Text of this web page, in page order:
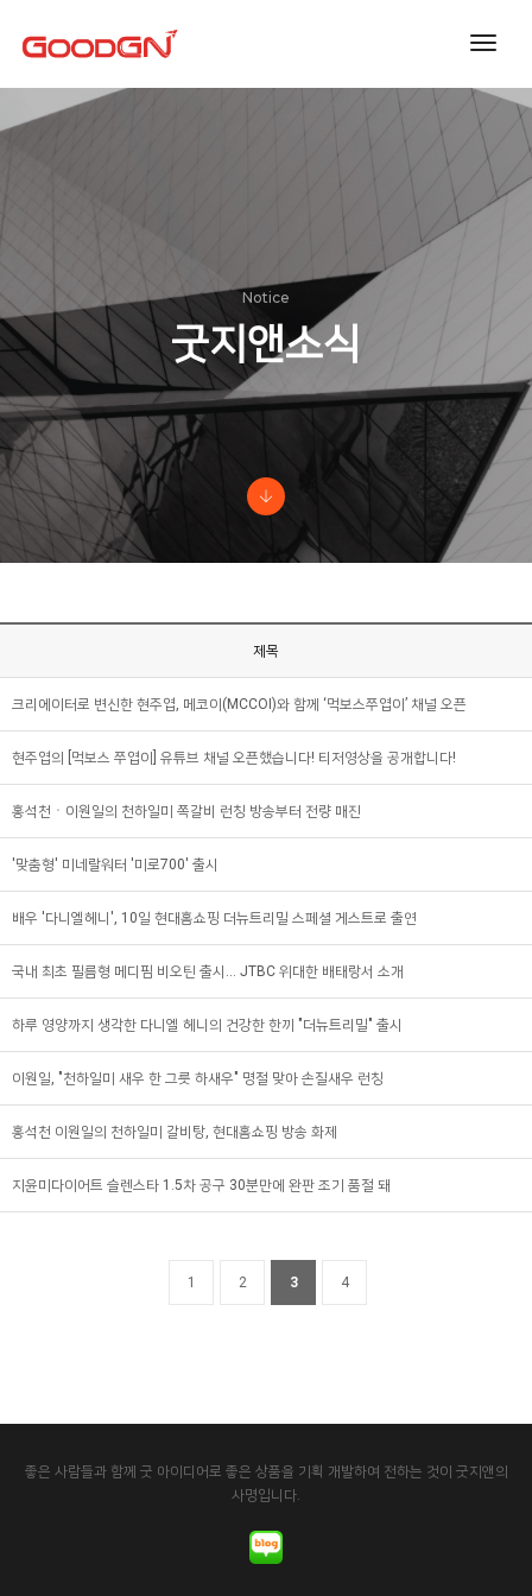
Notice
굿지앤소식
제목
크리에이터로 변신한 현주엽, 메코이(MCCOI)와 함께 ‘먹보스쭈엽이’ 채널 오픈
현주엽의 [먹보스 쭈엽이] 유튜브 채널 오픈했습니다! 티저영상을 공개합니다!
홍석천ㆍ이원일의 천하일미 쪽갈비 런칭 방송부터 전량 매진
'맞춤형' 미네랄워터 '미로700' 출시
배우 '다니엘헤니', 10일 현대홈쇼핑 더뉴트리밀 스페셜 게스트로 출연
국내 최초 필름형 메디핌 비오틴 출시... JTBC 위대한 배태랑서 소개
하루 영양까지 생각한 다니엘 헤니의 건강한 한끼 "더뉴트리밀" 출시
이원일, "천하일미 새우 한 그릇 하새우" 명절 맞아 손질새우 런칭
홍석천 이원일의 천하일미 갈비탕, 현대홈쇼핑 방송 화제
지윤미다이어트 슬렌스타 1.5차 공구 30분만에 완판 조기 품절 돼
1 2 3 4
좋은 사람들과 함께 굿 아이디어로 좋은 상품을 기획 개발하여 전하는 것이 굿지앤의
사명입니다.